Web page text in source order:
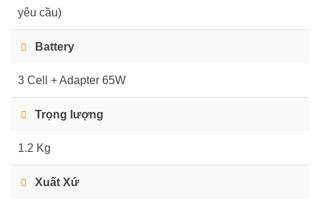
yêu cầu)
Battery
3 Cell + Adapter 65W
Trọng lượng
1.2 Kg
Xuất Xứ